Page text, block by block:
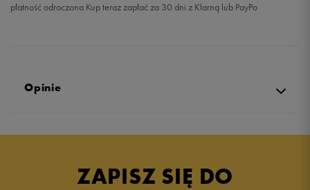
płatność odroczona Kup teraz zapłać za 30 dni z Klarną lub PayPo
Opinie
ZAPISZ SIĘ DO